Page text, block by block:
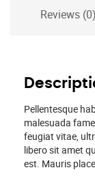
Reviews (0)
Pellentesque
malesuada
feugiat vitae,
libero sit amet
est. Mauris